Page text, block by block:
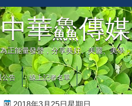
中華鱻傳媒
正能量發聲，分享美好、美麗、美學
公告 線上記者名單
2018年3月25日星期日